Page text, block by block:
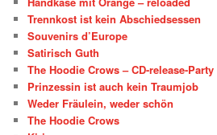
Trennkost ist kein Abschiedsessen
Souvenirs d’Europe
Satirisch Guth
The Hoodie Crows – CD-release-Party
Prinzessin ist auch kein Traumjob
Weder Fräulein, weder schön
The Hoodie Crows